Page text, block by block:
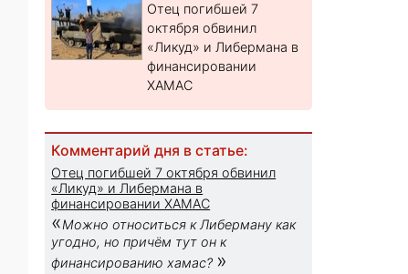
Отец погибшей 7
октября обвинил
«Ликуд» и Либермана в
финансировании
ХАМАС
Комментарий дня в статье:
Отец погибшей 7 октября обвинил
«Ликуд» и Либермана в
финансировании ХАМАС
«Можно относиться к Либерману как
угодно, но причём тут он к
финансированию хамас? »